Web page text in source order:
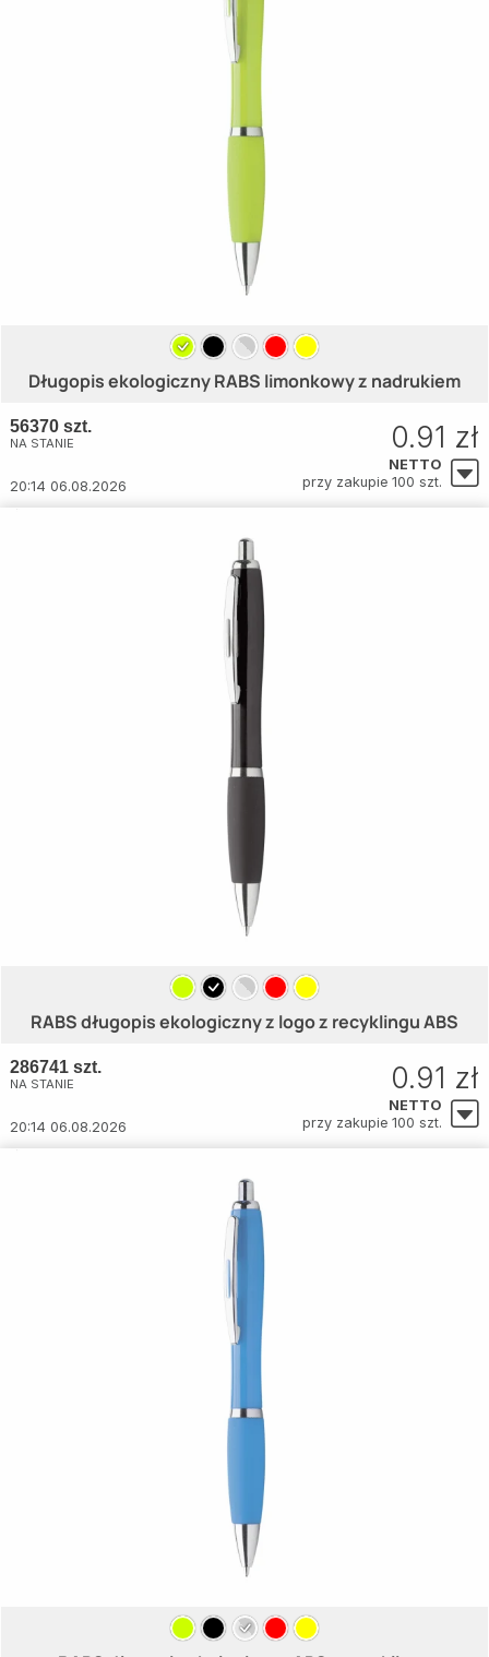
Długopis ekologiczny RABS limonkowy z nadrukiem
56370 szt.
NA STANIE
20:14 06.08.2026
0.91 zł
NETTO
przy zakupie 100 szt.
RABS długopis ekologiczny z logo z recyklingu ABS
286741 szt.
NA STANIE
20:14 06.08.2026
0.91 zł
NETTO
przy zakupie 100 szt.